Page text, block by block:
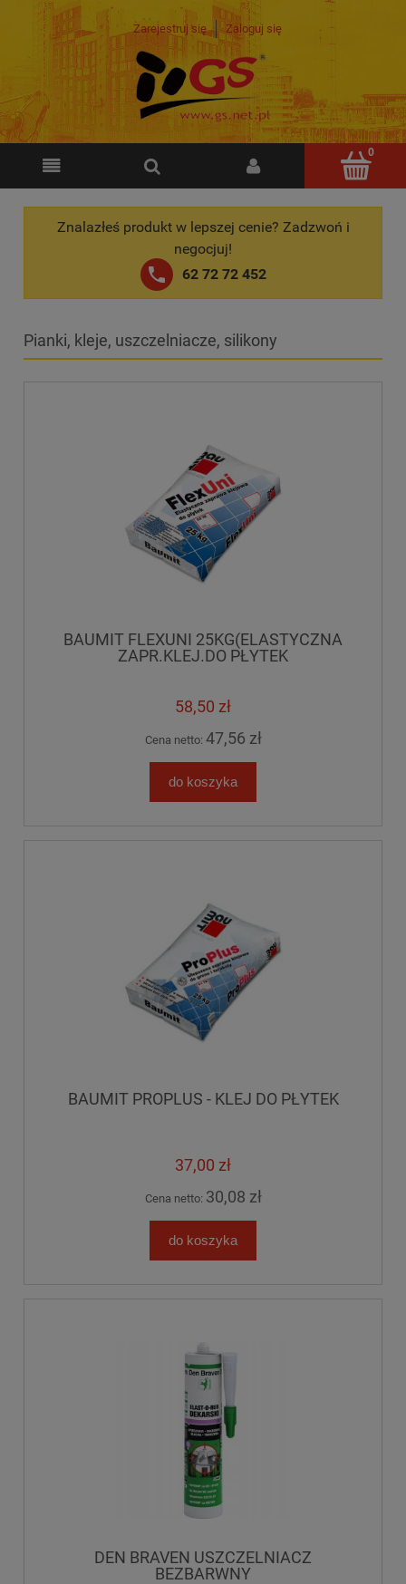
Zarejestruj się Zaloguj się
Znalazłeś produkt w lepszej cenie? Zadzwoń i
negocjuj!
62 72 72 452
Pianki, kleje, uszczelniacze, silikony
BAUMIT FLEXUNI 25KG(ELASTYCZNA
ZAPR.KLEJ.DO PŁYTEK
58,50 zł
Cena netto: 47,56 zł
do koszyka
BAUMIT PROPLUS - KLEJ DO PŁYTEK
37,00 zł
Cena netto: 30,08 zł
do koszyka
DEN BRAVEN USZCZELNIACZ
BEZBARWNY